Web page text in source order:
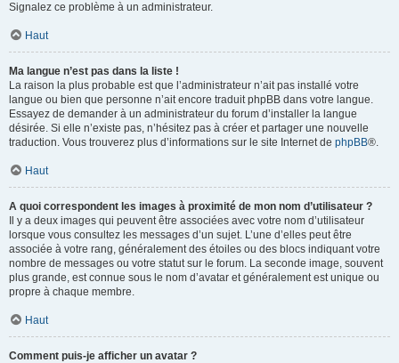
Signalez ce problème à un administrateur.
Haut
Ma langue n’est pas dans la liste !
La raison la plus probable est que l’administrateur n’ait pas installé votre
langue ou bien que personne n’ait encore traduit phpBB dans votre langue.
Essayez de demander à un administrateur du forum d’installer la langue
désirée. Si elle n’existe pas, n’hésitez pas à créer et partager une nouvelle
traduction. Vous trouverez plus d’informations sur le site Internet de phpBB®.
Haut
A quoi correspondent les images à proximité de mon nom d’utilisateur ?
Il y a deux images qui peuvent être associées avec votre nom d’utilisateur
lorsque vous consultez les messages d’un sujet. L’une d’elles peut être
associée à votre rang, généralement des étoiles ou des blocs indiquant votre
nombre de messages ou votre statut sur le forum. La seconde image, souvent
plus grande, est connue sous le nom d’avatar et généralement est unique ou
propre à chaque membre.
Haut
Comment puis-je afficher un avatar ?